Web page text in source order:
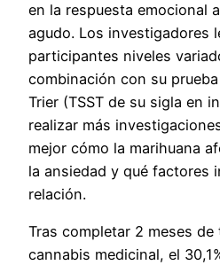
en la respuesta emocional
agudo. Los investigadores
participantes niveles
combinación con su
Trier (TSST de su sigla en
realizar más
mejor cómo la marihuana
la ansiedad y qué factores
relación.
Tras completar 2 meses
cannabis medicinal, el